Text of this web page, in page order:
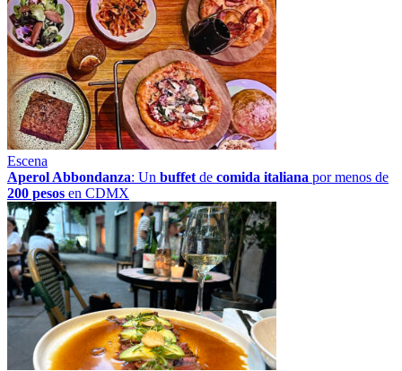
Escena
Aperol Abbondanza: Un buffet de comida italiana por menos de
200 pesos en CDMX